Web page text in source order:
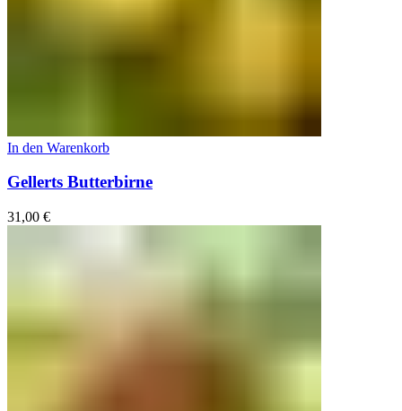
In den Warenkorb
Gellerts Butterbirne
31,00 €